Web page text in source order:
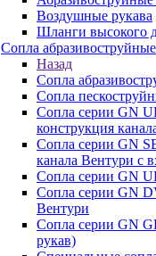
Воздушные рукава
Шланги высокого
Сопла абразивоструйные
Назад
Сопла
Сопла
Сопла серии GN
конструкция
Сопла серии GN
канала Вентури c
Сопла серии GN
Сопла серии GN
Вентури
Сопла серии GN
рукав)